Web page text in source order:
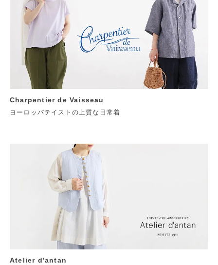
Charpentier de Vaisseau
ヨーロッパテイストの上質な日常着
Atelier d'antan